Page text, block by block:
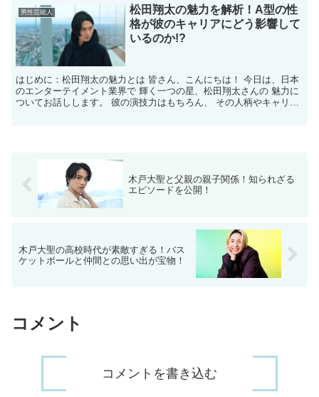
男性芸能人
松田翔太の魅力を解析！A型の性
格が彼のキャリアにどう影響して
いるのか!?
はじめに：松田翔太の魅力とは 皆さん、こんにちは！ 今日は、日本
のエンターテイメント業界で 輝く一つの星、松田翔太さんの 魅力に
ついてお話しします。 彼の演技力はもちろん、 その人柄やキャリア
木戸大聖と父親の親子関係！知られざる
エピソードを公開！
木戸大聖の高校時代が素敵すぎる！バス
ケットボールと仲間との思い出が宝物！
コメント
コメントを書き込む